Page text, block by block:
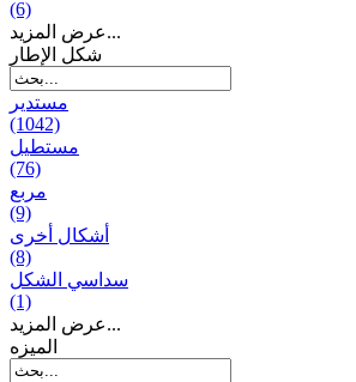
(6)
عرض المزيد...
شكل الإطار
مستدير
(1042)
مستطيل
(76)
مربع
(9)
أشكال أخرى
(8)
سداسي الشكل
(1)
عرض المزيد...
المیزه